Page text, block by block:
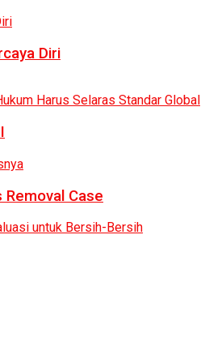
Diri
Case